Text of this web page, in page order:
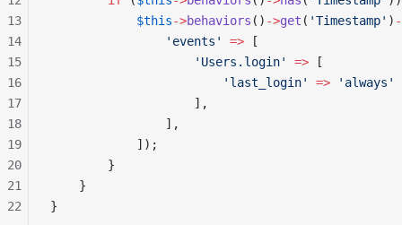
            $this
->behaviors () ->get ( 'Timestamp' )
                'events'
=> [
                    'Users.login'
=> [
                        'last_login'
=> 'always'
                    ],
                ],
            ]);
        }
    }
}
13
14
15
16
17
18
19
20
21
22